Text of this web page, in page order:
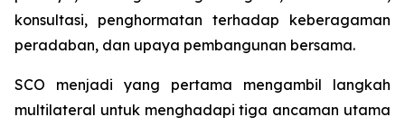
konsultasi, penghormatan terhadap keberagaman
peradaban, dan upaya pembangunan bersama.
SCO menjadi yang pertama mengambil langkah
multilateral untuk menghadapi tiga ancaman utama